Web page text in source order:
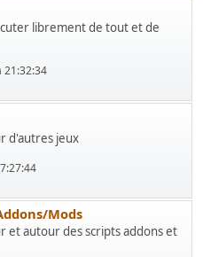
librement de tout et de
21:32:34
d'autres jeux
Mods
et autour des scripts addons et